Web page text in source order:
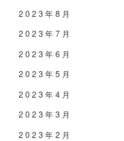
2023年8月
2023年7月
2023年6月
2023年5月
2023年4月
2023年3月
2023年2月